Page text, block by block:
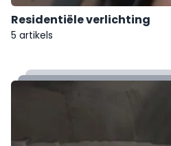
Residentiële verlichting
5 artikels